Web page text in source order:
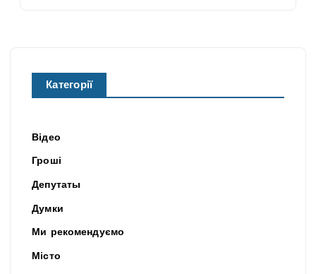
Категорії
Відео
Гроші
Депутаты
Думки
Ми рекомендуємо
Місто